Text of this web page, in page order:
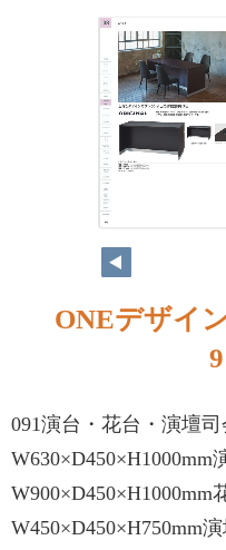
ONEデザイ
091演台・花台・演壇司
W630×D450×H1000mm
W900×D450×H1000mm
W450×D450×H750mm